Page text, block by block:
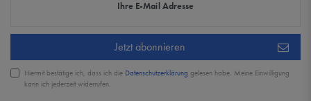
Ihre E-Mail Adresse
Newsletter Honig
Jetzt abonnieren
Hiermit bestätige ich, dass ich die Daten­schutz­erklärung gelesen habe. Meine Einwilligung
kann ich jederzeit widerrufen.